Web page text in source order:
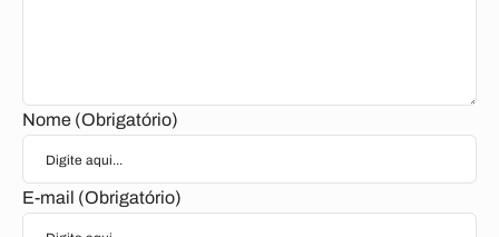
Nome (Obrigatório)
E-mail (Obrigatório)